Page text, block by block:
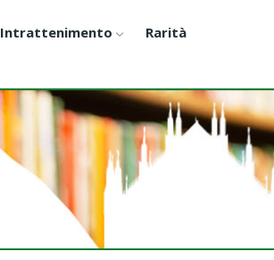
Intrattenimento
Rarità